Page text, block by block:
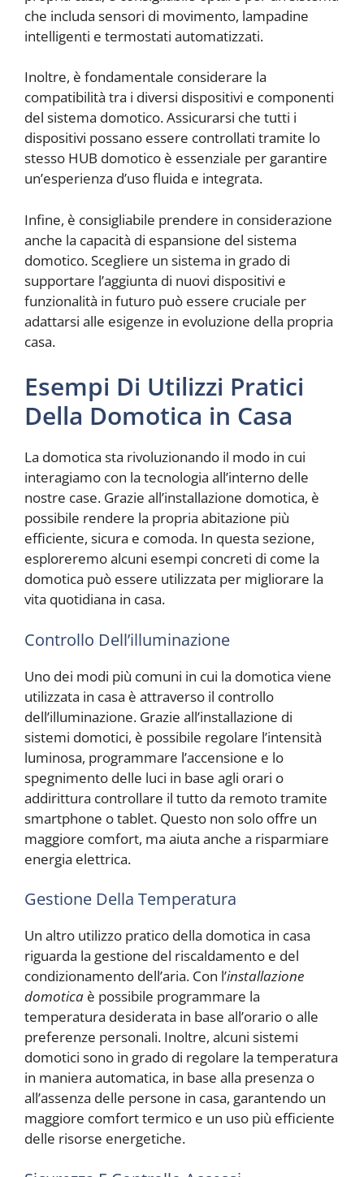
che includa sensori di movimento, lampadine
intelligenti e termostati automatizzati.
Inoltre, è fondamentale considerare la
compatibilità tra i diversi dispositivi e componenti
del sistema domotico. Assicurarsi che tutti i
dispositivi possano essere controllati tramite lo
stesso HUB domotico è essenziale per garantire
un’esperienza d’uso fluida e integrata.
Infine, è consigliabile prendere in considerazione
anche la capacità di espansione del sistema
domotico. Scegliere un sistema in grado di
supportare l’aggiunta di nuovi dispositivi e
funzionalità in futuro può essere cruciale per
adattarsi alle esigenze in evoluzione della propria
casa.
Esempi Di Utilizzi Pratici
Della Domotica in Casa
La domotica sta rivoluzionando il modo in cui
interagiamo con la tecnologia all’interno delle
nostre case. Grazie all’installazione domotica, è
possibile rendere la propria abitazione più
efficiente, sicura e comoda. In questa sezione,
esploreremo alcuni esempi concreti di come la
domotica può essere utilizzata per migliorare la
vita quotidiana in casa.
Controllo Dell’illuminazione
Uno dei modi più comuni in cui la domotica viene
utilizzata in casa è attraverso il controllo
dell’illuminazione. Grazie all’installazione di
sistemi domotici, è possibile regolare l’intensità
luminosa, programmare l’accensione e lo
spegnimento delle luci in base agli orari o
addirittura controllare il tutto da remoto tramite
smartphone o tablet. Questo non solo offre un
maggiore comfort, ma aiuta anche a risparmiare
energia elettrica.
Gestione Della Temperatura
Un altro utilizzo pratico della domotica in casa
riguarda la gestione del riscaldamento e del
condizionamento dell’aria. Con l’installazione
domotica è possibile programmare la
temperatura desiderata in base all’orario o alle
preferenze personali. Inoltre, alcuni sistemi
domotici sono in grado di regolare la temperatura
in maniera automatica, in base alla presenza o
all’assenza delle persone in casa, garantendo un
maggiore comfort termico e un uso più efficiente
delle risorse energetiche.